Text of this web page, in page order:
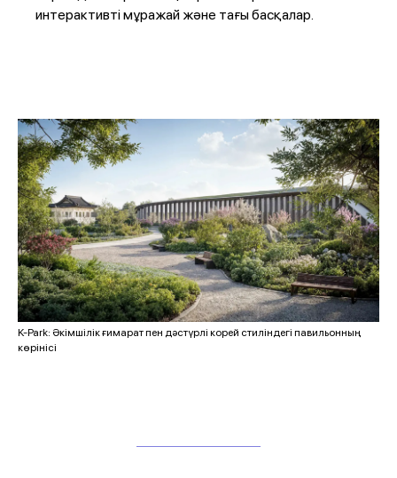
интерактивті мұражай және тағы басқалар.
K-Park: Әкімшілік ғимарат пен дәстүрлі корей стиліндегі павильонның
көрінісі